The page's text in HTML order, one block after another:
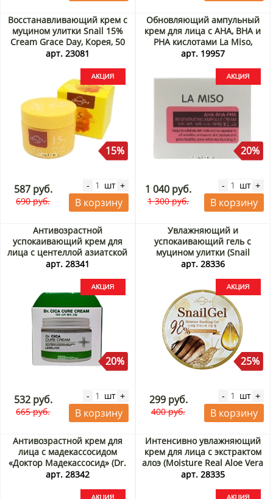
Восстанавливающий крем с
муцином улитки Snail 15%
Cream Grace Day, Корея, 50
мл Акция
арт. 23081
15%
587 руб.
690 руб.
- шт +
В корзину
Обновляющий ампульный
крем для лица с AHA, BHA и
PHA кислотами La Miso,
Корея, 50 мл Акция
арт. 19957
20%
1 040 руб.
1 300 руб.
- шт +
В корзину
Антивозрастной
успокаивающий крем для
лица с центеллой азиатской
«Доктор Центелла» (Dr. Cica
Корея, 70 мл Акция
арт. 28341
20%
532 руб.
665 руб.
- шт +
В корзину
Увлажняющий и
успокаивающий гель с
муцином улитки (Snail
Moisture Soothing Gel) Grace
арт. 28336
25%
299 руб.
400 руб.
- шт +
В корзину
Антивозрастной крем для
лица с мадекассосидом
«Доктор Мадекассосид» (Dr.
Madecassoside Cure Cream)
арт. 28342
Интенсивно увлажняющий
крем для лица с экстрактом
алоэ (Moisture Real Aloe Vera
Cream) Jigott, Корея, 150 мл
арт. 28335